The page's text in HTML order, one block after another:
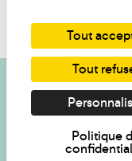
Je
Tout
Tout
Politique